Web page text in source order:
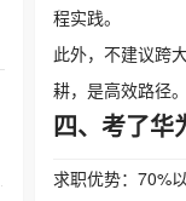
程实践。
此外，不建议跨
耕，是高效路径。
四、考了华
求职优势：70%